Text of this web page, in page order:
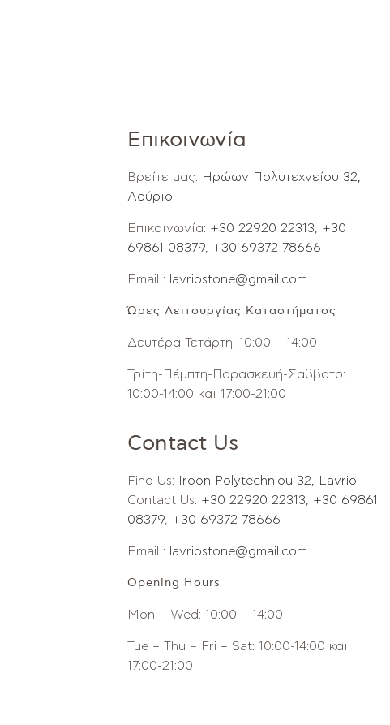
Επικοινωνία
Βρείτε μας: Ηρώων Πολυτεχνείου 32,
Λαύριο
Επικοινωνία: +30 22920 22313
+30
69861 08379
+30 69372 78666
Email : lavriostone@gmail.com
Ώρες Λειτουργίας Καταστήματος
Δευτέρα-Τετάρτη: 10:00 – 14:00
Τρίτη-Πέμπτη-Παρασκευή-Σαββατο:
10:00-14:00 και 17:00-21:00
Contact Us
Find Us:
Iroon Polytechniou 32, Lavrio
Contact Us: +30 22920 22313
+30 69861
08379
+30 69372 78666
Email : lavriostone@gmail.com
Opening Hours
Mon – Wed: 10:00 – 14:00
Tue – Thu – Fri – Sat: 10:00-14:00 και
17:00-21:00